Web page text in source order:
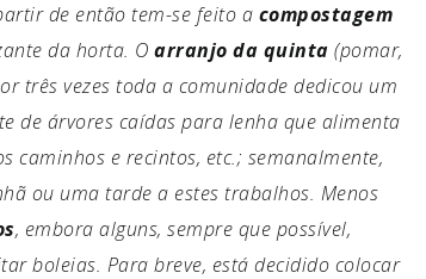
de então tem-se feito a compostagem
da horta. Oarranjo da quinta (pomar,
três vezes toda a comunidade dedicou um
de árvores caídas para lenha que alimenta
caminhos e recintos, etc.; semanalmente,
ou uma tarde a estes trabalhos. Menos
, embora alguns, sempre que possível,
boleias. Para breve, está decidido colocar